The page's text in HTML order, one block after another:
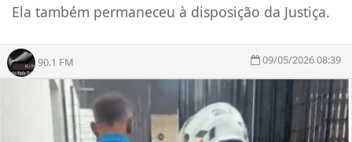
Ela também permaneceu à disposição da Justiça.
90.1 FM 09/05/2026 08:39